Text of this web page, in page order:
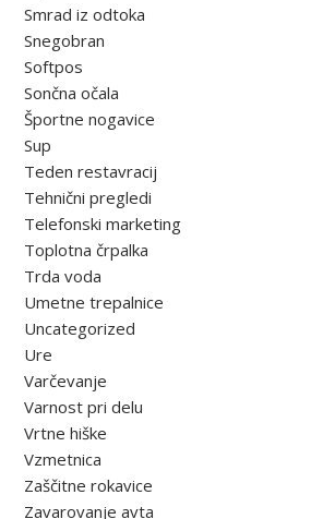
Smrad iz odtoka
Snegobran
Softpos
Sončna očala
Športne nogavice
Sup
Teden restavracij
Tehnični pregledi
Telefonski marketing
Toplotna črpalka
Trda voda
Umetne trepalnice
Uncategorized
Ure
Varčevanje
Varnost pri delu
Vrtne hiške
Vzmetnica
Zaščitne rokavice
Zavarovanje avta